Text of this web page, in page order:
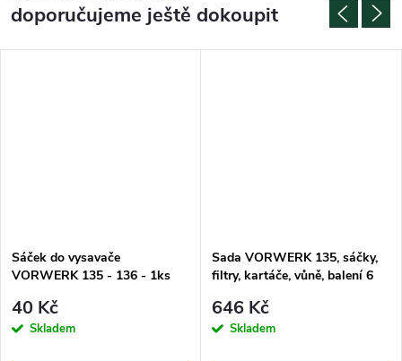
doporučujeme ještě dokoupit
Sáček do vysavače
VORWERK 135 - 136 - 1ks
40 Kč
Skladem
Sada VORWERK 135, sáčky,
filtry, kartáče, vůně, balení 6
646 Kč
Skladem